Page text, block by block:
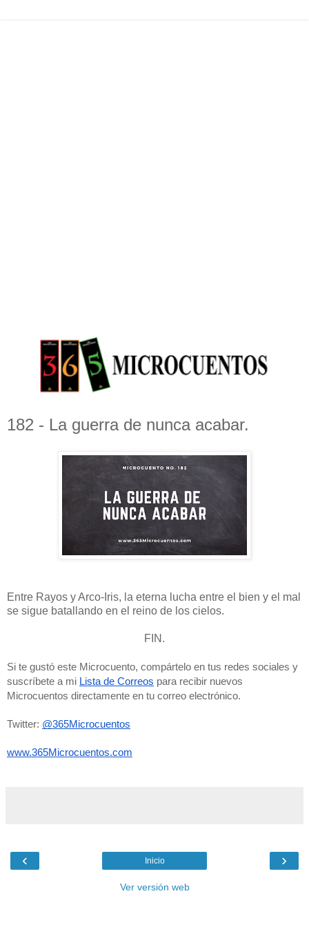
182 - La guerra de nunca acabar.
Entre Rayos y Arco-Iris, la eterna lucha entre el bien y el mal
se sigue batallando en el reino de los cielos.
FIN.
Si te gustó este Microcuento, compártelo en tus redes sociales y
suscríbete a mi Lista de Correos para recibir nuevos
Microcuentos directamente en tu correo electrónico.
Twitter: @365Microcuentos
www.365Microcuentos.com
‹ ›
Inicio
Ver versión web